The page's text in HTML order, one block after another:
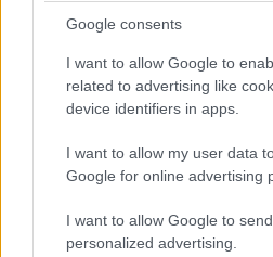
Google consents
I want to allow Google to
related to advertising like
device identifiers in apps.
I want to allow my user data
Google for online advertising
I want to allow Google to
personalized advertising.
Πόλης.
Το νέο ξενοδοχείο διαθέτει
παράθυρα από το δάπεδο
μπαρ στον τελευταίο όροφο
The First Roma Musica ,